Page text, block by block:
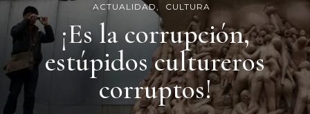
ACTUALIDAD CULTURA
¡Es la corrupción,
estúpidos cultureros
corruptos!